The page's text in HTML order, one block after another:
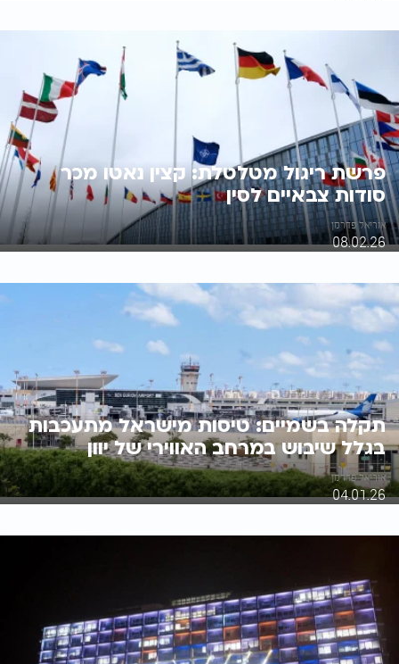
פרשת ריגול מטלטלת: קצין נאטו מכר
סודות צבאיים לסין
אוריאל פדרמן
08.02.26
תקלה בשמיים: טיסות מישראל מתעכבות
בגלל שיבוש במרחב האווירי של יוון
אוריאל פדרמן
04.01.26